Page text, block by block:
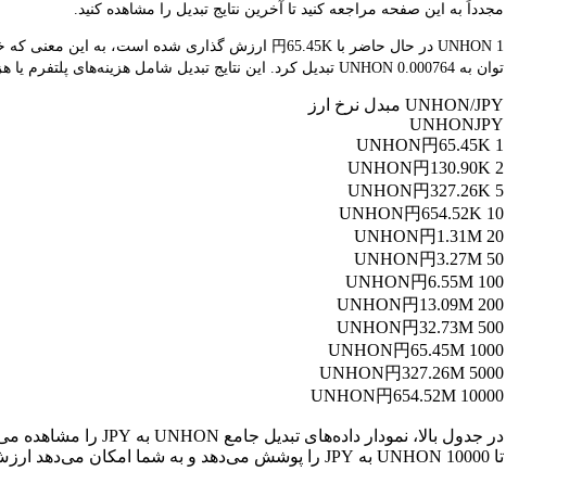
مجدداً به این صفحه مراجعه کنید تا آخرین نتایج تبدیل را مشاهده کنید.
توان به 0.000764 UNHON تبدیل کرد. این نتایج تبدیل شامل هزینه‌های پلتفرم یا هزینه‌های ماینر نمی‌شود.
UNHON/JPY مبدل نرخ ارز
UNHONJPY
1 UNHON
円65.45K
2 UNHON
円130.90K
5 UNHON
円327.26K
10 UNHON
円654.52K
20 UNHON
円1.31M
50 UNHON
円3.27M
100 UNHON
円6.55M
200 UNHON
円13.09M
500 UNHON
円32.73M
1000 UNHON
円65.45M
5000 UNHON
円327.26M
10000 UNHON
円654.52M
تا 10000 UNHON به JPY را پوشش می‌دهد و به شما امکان می‌دهد ارزش هر تبدیل را به وضوح درک کنید.